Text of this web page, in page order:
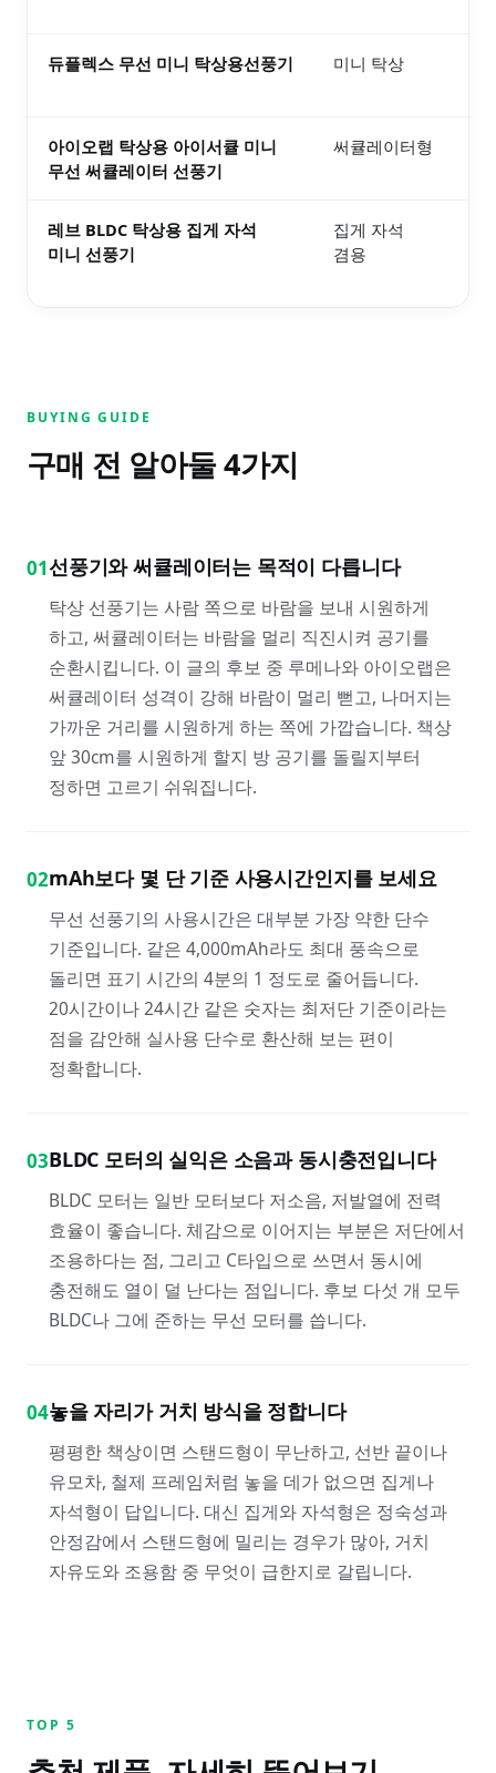
듀플렉스 무선 미니 탁상용선풍기 미니 탁상
아이오랩 탁상용 아이서큘 미니
무선 써큘레이터 선풍기
써큘레이터형
레브 BLDC 탁상용 집게 자석
미니 선풍기
집게 자석
겸용
BUYING GUIDE
구매 전 알아둘4가지
01선풍기와 써큘레이터는 목적이 다릅니다
탁상 선풍기는 사람 쪽으로 바람을 보내 시원하게
하고, 써큘레이터는 바람을 멀리 직진시켜 공기를
순환시킵니다. 이 글의 후보 중 루메나와 아이오랩은
써큘레이터 성격이 강해 바람이 멀리 뻗고, 나머지는
가까운 거리를 시원하게 하는 쪽에 가깝습니다. 책상
앞 30cm를 시원하게 할지 방 공기를 돌릴지부터
정하면 고르기 쉬워집니다.
02mAh보다 몇 단 기준 사용시간인지를 보세요
무선 선풍기의 사용시간은 대부분 가장 약한 단수
기준입니다. 같은 4,000mAh라도 최대 풍속으로
돌리면 표기 시간의 4분의 1 정도로 줄어듭니다.
20시간이나 24시간 같은 숫자는 최저단 기준이라는
점을 감안해 실사용 단수로 환산해 보는 편이
정확합니다.
03BLDC 모터의 실익은 소음과 동시충전입니다
BLDC 모터는 일반 모터보다 저소음, 저발열에 전력
효율이 좋습니다. 체감으로 이어지는 부분은 저단에서
조용하다는 점, 그리고 C타입으로 쓰면서 동시에
충전해도 열이 덜 난다는 점입니다. 후보 다섯 개 모두
BLDC나 그에 준하는 무선 모터를 씁니다.
04놓을 자리가 거치 방식을 정합니다
평평한 책상이면 스탠드형이 무난하고, 선반 끝이나
유모차, 철제 프레임처럼 놓을 데가 없으면 집게나
자석형이 답입니다. 대신 집게와 자석형은 정숙성과
안정감에서 스탠드형에 밀리는 경우가 많아, 거치
자유도와 조용함 중 무엇이 급한지로 갈립니다.
TOP 5